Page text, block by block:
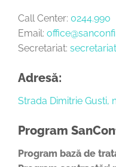
Call Center: 0244.990
Email:
Secretariat:
Adresă:
Strada Dimitrie Gusti,
Program
Program bază de